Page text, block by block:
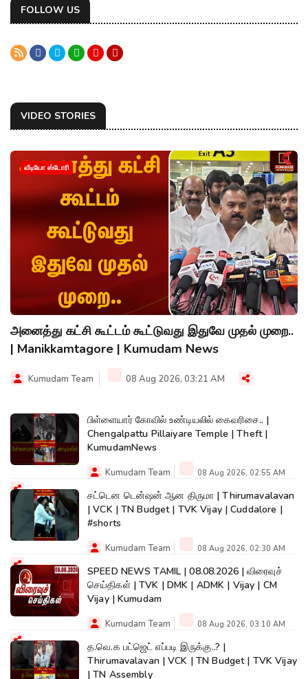
FOLLOW US
VIDEO STORIES
வீடியோ ஸ்டோரி
அனைத்து கட்சி கூட்டம் கூட்டுவது இதுவே முதல் முறை..
| Manikkamtagore | Kumudam News
Kumudam Team 08 Aug 2026, 03:21 AM
பிள்ளையார் கோவில் உண்டியலில் கைவரிசை.. |
Chengalpattu Pillaiyare Temple | Theft |
KumudamNews
Kumudam Team 08 Aug 2026, 02:55 AM
சட்டென டென்ஷன் ஆன திருமா | Thirumavalavan
| VCK | TN Budget | TVK Vijay | Cuddalore |
#shorts
Kumudam Team 08 Aug 2026, 02:30 AM
SPEED NEWS TAMIL | 08.08.2026 | விரைவுச்
செய்திகள் | TVK | DMK | ADMK | Vijay | CM
Vijay | Kumudam
Kumudam Team 08 Aug 2026, 03:10 AM
த.வெ.க பட்ஜெட் எப்படி இருக்கு..? |
Thirumavalavan | VCK | TN Budget | TVK Vijay
| TN Assembly